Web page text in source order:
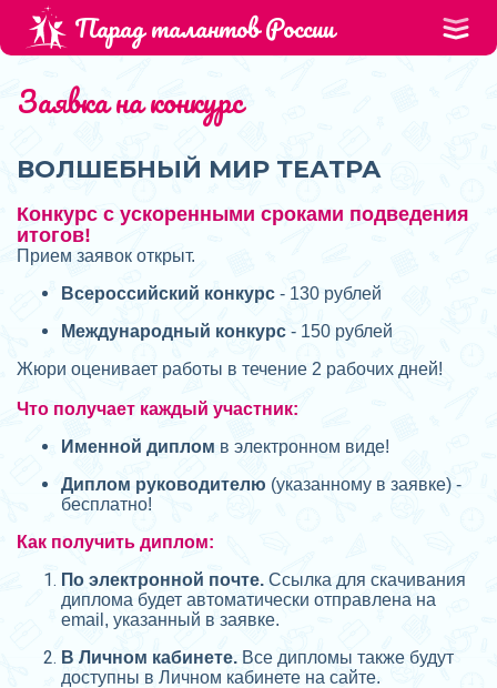
Парад талантов России
Заявка на конкурс
ВОЛШЕБНЫЙ МИР ТЕАТРА
Конкурс с ускоренными сроками подведения
итогов!
Прием заявок открыт.
Всероссийский конкурс - 130 рублей
Международный конкурс - 150 рублей
Жюри оценивает работы в течение 2 рабочих дней!
Что получает каждый участник:
Именной диплом в электронном виде!
Диплом руководителю (указанному в заявке) -
бесплатно!
Как получить диплом:
По электронной почте. Ссылка для скачивания
диплома будет автоматически отправлена на
email, указанный в заявке.
В Личном кабинете. Все дипломы также будут
доступны в Личном кабинете на сайте.